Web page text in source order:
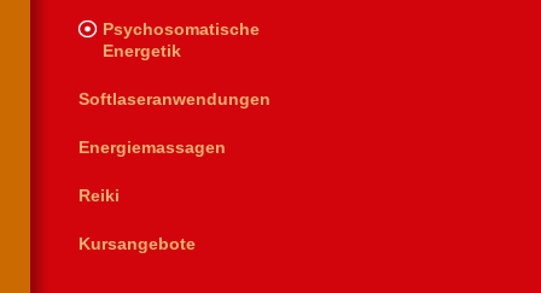
Psychosomatische
Energetik
Softlaseranwendungen
Energiemassagen
Reiki
Kursangebote